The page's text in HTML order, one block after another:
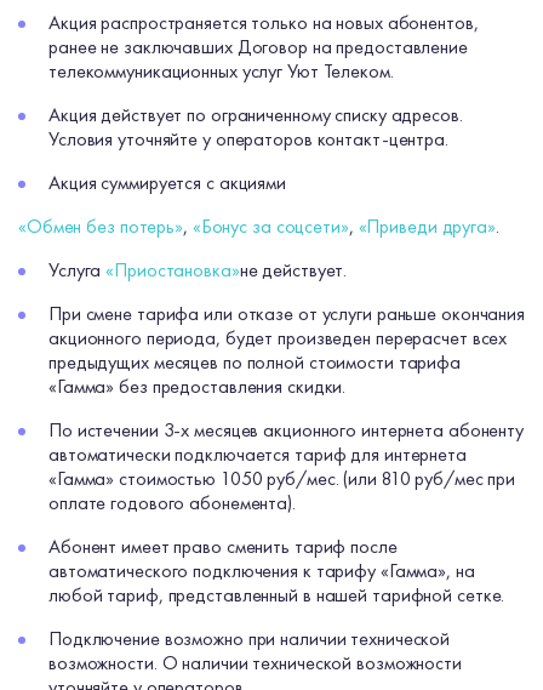
Акция распространяется только на новых абонентов,
ранее не заключавших Договор на предоставление
телекоммуникационных услуг Уют Телеком.
Акция действует по ограниченному списку адресов.
Условия уточняйте у операторов контакт-центра.
Акция суммируется с акциями
«Обмен без потерь», «Бонус за соцсети», «Приведи друга».
Услуга«Приостановка»не действует.
При смене тарифа или отказе от услуги раньше окончания
акционного периода, будет произведен перерасчет всех
предыдущих месяцев по полной стоимости тарифа
«Гамма» без предоставления скидки.
По истечении 3-х месяцев акционного интернета абоненту
автоматически подключается тариф для интернета
«Гамма» стоимостью 1050 руб/мес. (или 810 руб/мес при
оплате годового абонемента).
Абонент имеет право сменить тариф после
автоматического подключения к тарифу «Гамма», на
любой тариф, представленный в нашей тарифной сетке.
Подключение возможно при наличии технической
возможности. О наличии технической возможности